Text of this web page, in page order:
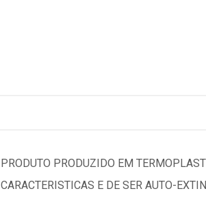
PRODUTO PRODUZIDO EM
CARACTERISTICAS E DE SER AUTO-